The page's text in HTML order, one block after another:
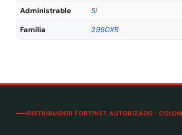
Administrable Si
Familia 2960XR
DISTRIBUIDOR FORTINET AUTORIZADO ·